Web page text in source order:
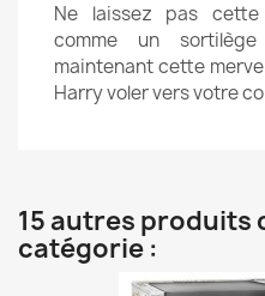
Ne laissez pas cette
comme un
maintenant cette
Harry voler vers votre
15 autres produits
catégorie :